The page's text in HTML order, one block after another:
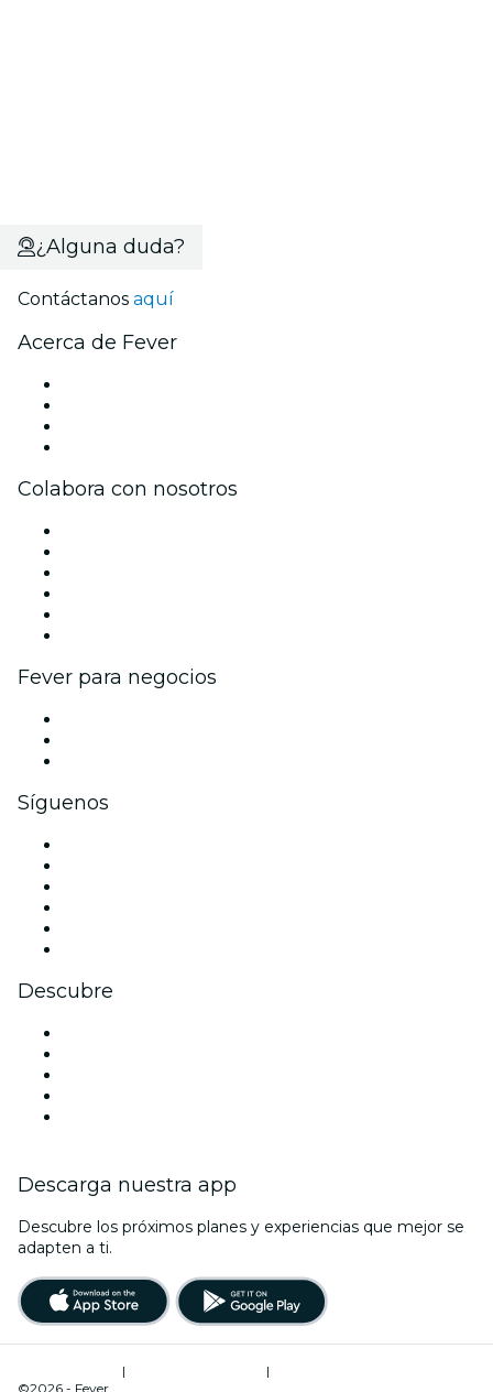
¿Alguna duda?
Contáctanos aquí
Acerca de Fever
Colabora con nosotros
Fever para negocios
Síguenos
Descubre
Descarga nuestra app
Descubre los próximos planes y experiencias que mejor se
adapten a ti.
| |
©2026 - Fever